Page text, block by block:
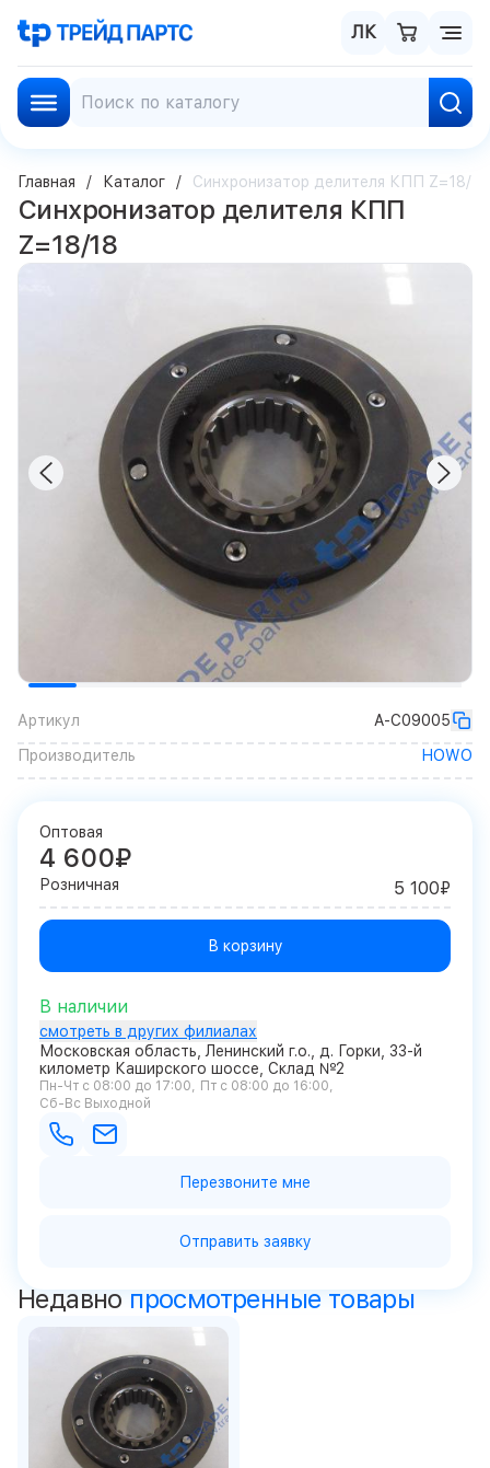
ЛК
Главная Каталог Синхронизатор делителя КПП Z=18/18
Синхронизатор делителя КПП
Z=18/18
Артикул
A-C09005
Производитель
HOWO
Оптовая
4 600₽
Розничная 5 100₽
В корзину
В наличии
смотреть в других филиалах
Московская область, Ленинский г.о., д. Горки, 33-й
километр Каширского шоссе, Склад №2
Пн-Чт с 08:00 до 17:00
Пт с 08:00 до 16:00
Сб-Вс Выходной
Перезвоните мне
Отправить заявку
Недавно просмотренные товары